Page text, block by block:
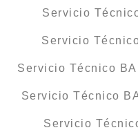
Servicio
Servicio
Servicio Técnico
Servicio Técnico
Servicio